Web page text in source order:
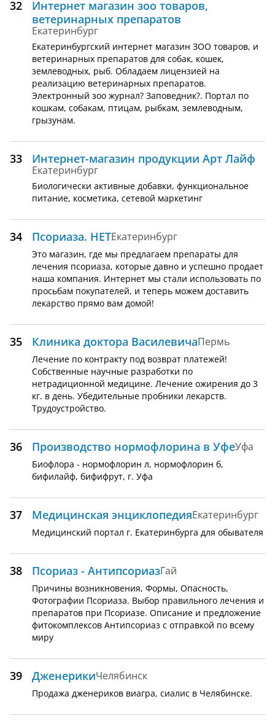
32
Интернет магазин зоо товаров,
ветеринарных препаратов
Екатеринбург
Екатеринбургский интернет магазин ЗОО товаров, и
ветеринарных препаратов для собак, кошек,
землеводных, рыб. Обладаем лицензией на
реализацию ветеринарных препаратов.
Электронный зоо журнал? Заповедник?. Портал по
кошкам, собакам, птицам, рыбкам, землеводным,
грызунам.
33 Интернет-магазин продукции Арт Лайф
Екатеринбург
Биологически активные добавки, функциональное
питание, косметика, сетевой маркетинг
34 Псориаза. НЕТЕкатеринбург
Это магазин, где мы предлагаем препараты для
лечения псориаза, которые давно и успешно продает
наша компания. Интернет мы стали использовать по
просьбам покупателей, и теперь можем доставить
лекарство прямо вам домой!
35 Клиника доктора ВасилевичаПермь
Лечение по контракту под возврат платежей!
Собственные научные разработки по
нетрадиционной медицине. Лечение ожирения до 3
кг. в день. Убедительные пробники лекарств.
Трудоустройство.
36 Производство нормофлорина в УфеУфа
Биофлора - нормофлорин л, нормофлорин б,
бифилайф, бифифрут, г. Уфа
37 Медицинская энциклопедияЕкатеринбург
Медицинский портал г. Екатеринбурга для обывателя
38 Псориаз - АнтипсориазГай
Причины возникновения, Формы, Опасность,
Фотографии Псориаза. Выбор правильного лечения и
препаратов при Псориазе. Описание и предложение
фитокомплексов Антипсориаз с отправкой по всему
миру
39 ДженерикиЧелябинск
Продажа дженериков виагра, сиалис в Челябинске.